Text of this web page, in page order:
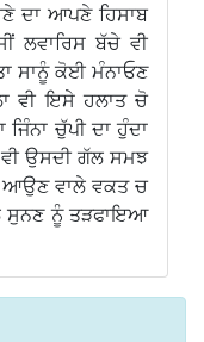
ਦਾ ਆਪਣੇ ਹਿਸਾਬ
ਲਵਾਰਿਸ ਬੱਚੇ ਵੀ
ਸਾਨੂੰ ਕੋਈ ਮੰਨਾਓਣ
ਵੀ ਇਸੇ ਹਲਾਤ ਚੋ
ਚੁੱਪੀ ਦਾ ਹੁੰਦਾ
ਉਸਦੀ ਗੱਲ ਸਮਝ
ਆਉਣ ਵਾਲੇ ਵਕਤ ਚ
ਨੂੰ ਤੜਫਾਇਆ